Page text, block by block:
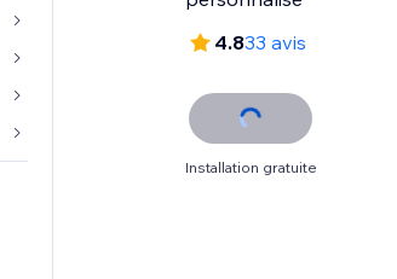
4.833 avis
Installation gratuite